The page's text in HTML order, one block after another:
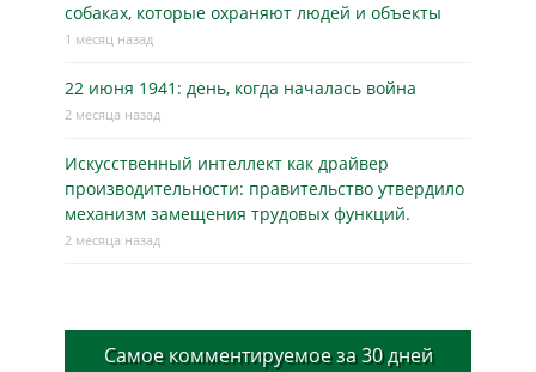
собаках, которые охраняют людей и объекты
1 месяц назад
22 июня 1941: день, когда началась война
2 месяца назад
Искусственный интеллект как драйвер
производительности: правительство утвердило
механизм замещения трудовых функций.
2 месяца назад
Самое комментируемое за 30 дней